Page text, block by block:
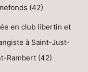
(42)
en club libertin et
à Saint-Just-
Rambert (42)